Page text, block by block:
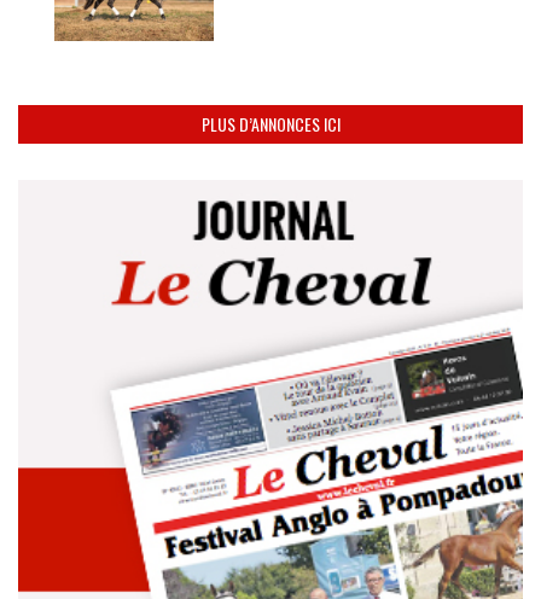
PLUS D’ANNONCES ICI